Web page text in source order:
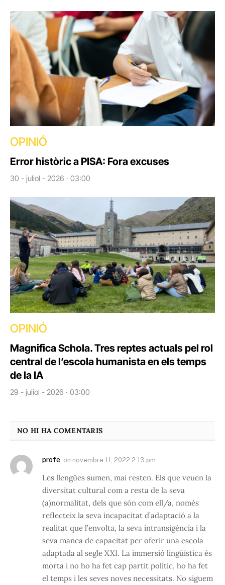
OPINIÓ
Error històric a PISA: Fora excuses
30 - juliol - 2026 · 03:00
OPINIÓ
Magnifica Schola. Tres reptes actuals pel rol
central de l’escola humanista en els temps
de la IA
29 - juliol - 2026 · 03:00
NO HI HA COMENTARIS
profe on novembre 11, 2022 2:13 pm
Les llengües sumen, mai resten. Els que veuen la
diversitat cultural com a resta de la seva
(a)normalitat, dels que són com ell/a, només
reflecteix la seva incapacitat d’adaptació a la
realitat que l’envolta, la seva intransigència i la
seva manca de capacitat per oferir una escola
adaptada al segle XXI. La immersió lingüística és
morta i no ho ha fet cap partit polític, ho ha fet
el temps i les seves noves necessitats. No siguem